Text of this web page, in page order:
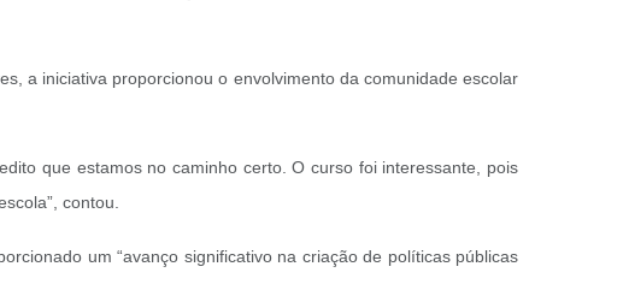
a iniciativa proporcionou o envolvimento da comunidade escolar
que estamos no caminho certo. O curso foi interessante, pois
contou.
um “avanço significativo na criação de políticas públicas